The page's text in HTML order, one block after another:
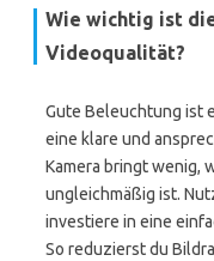
Wie wichtig ist
Videoqualität?
Gute Beleuchtung ist
eine klare und
Kamera bringt wenig,
ungleichmäßig ist.
investiere in eine
So reduzierst du